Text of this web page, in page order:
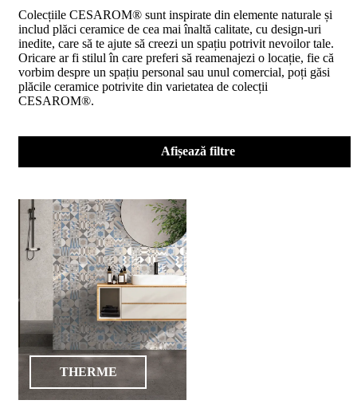
Declaratia
de
performanta
D02
BIII
2023
Declaratia
performanta
BIII
conformitate
150
din
Certificat
ISO
9001-
2015
Certificatul
Colecțiile CESAROM® sunt inspirate din elemente naturale și
includ plăci ceramice de cea mai înaltă calitate, cu design-uri
inedite, care să te ajute să creezi un spațiu potrivit nevoilor tale.
Oricare ar fi stilul în care preferi să reamenajezi o locație, fie că
vorbim despre un spațiu personal sau unul comercial, poți găsi
plăcile ceramice potrivite din varietatea de colecții
CESAROM®.
Afișează filtre
THERME